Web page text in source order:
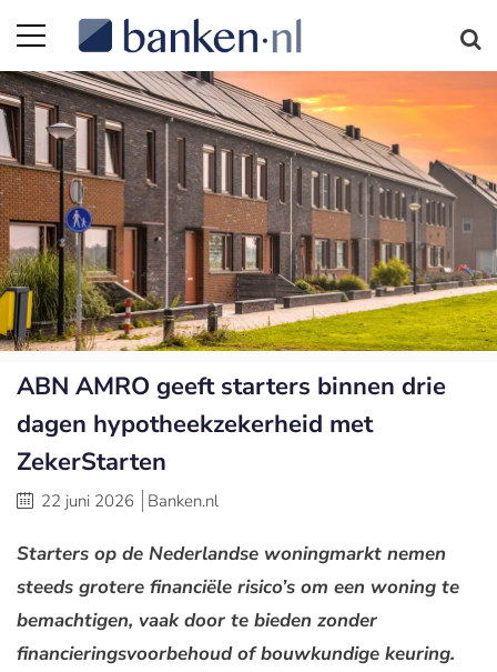
ABN AMRO geeft starters binnen drie
dagen hypotheekzekerheid met
ZekerStarten
22 juni 2026 Banken.nl
Starters op de Nederlandse woningmarkt nemen
steeds grotere financiële risico’s om een woning te
bemachtigen, vaak door te bieden zonder
financieringsvoorbehoud of bouwkundige keuring.